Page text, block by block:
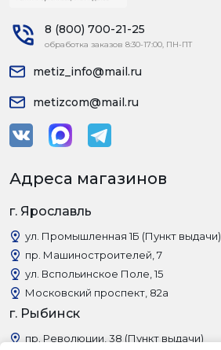
8 (800) 700-21-25
обработка заказов 8:30-17:00, ПН-ПТ
metiz_info@mail.ru
metizcom@mail.ru
Адреса магазинов
г. Ярославль
ул. Промышленная 1Б (Пункт выдачи)
пр. Машиностроителей, 7
ул. Вспольинское Поле, 15
Московский проспект, 82а
г. Рыбинск
пр. Революции, 38 (Пункт выдачи)